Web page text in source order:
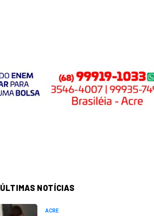
ÚLTIMAS NOTÍCIAS
ACRE